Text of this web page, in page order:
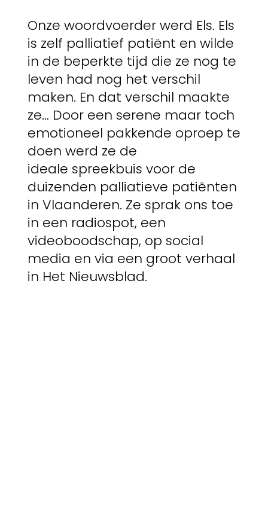
Onze woordvoerder werd Els. Els
is zelf palliatief patiënt en wilde
in de beperkte tijd die ze nog te
leven had nog het verschil
maken. En dat verschil maakte
ze… Door een serene maar toch
emotioneel pakkende oproep te
doen werd ze de
ideale spreekbuis voor de
duizenden palliatieve patiënten
in Vlaanderen. Ze sprak ons toe
in een radiospot, een
videoboodschap, op social
media en via een groot verhaal
in Het Nieuwsblad.